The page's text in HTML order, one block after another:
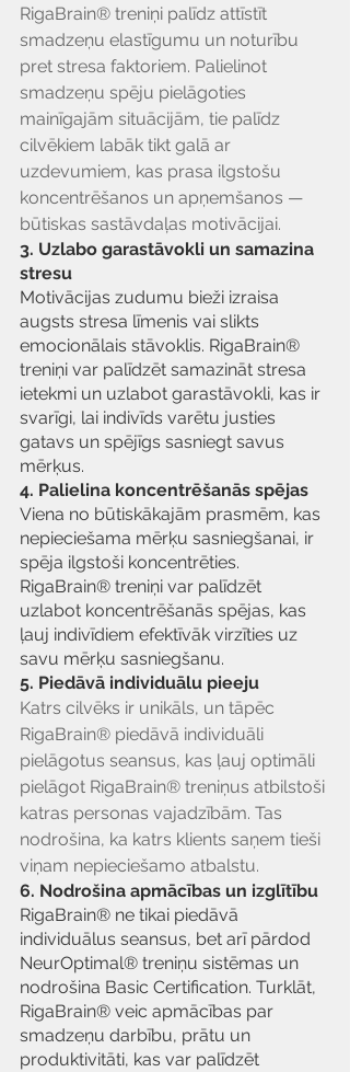
RigaBrain® treniņi palīdz attīstīt
smadzeņu elastīgumu un noturību
pret stresa faktoriem. Palielinot
smadzeņu spēju pielāgoties
mainīgajām situācijām, tie palīdz
cilvēkiem labāk tikt galā ar
uzdevumiem, kas prasa ilgstošu
koncentrēšanos un apņemšanos —
būtiskas sastāvdaļas motivācijai.
3. Uzlabo garastāvokli un samazina
stresu
Motivācijas zudumu bieži izraisa
augsts stresa līmenis vai slikts
emocionālais stāvoklis. RigaBrain®
treniņi var palīdzēt samazināt stresa
ietekmi un uzlabot garastāvokli, kas ir
svarīgi, lai indivīds varētu justies
gatavs un spējīgs sasniegt savus
mērķus.
4. Palielina koncentrēšanās spējas
Viena no būtiskākajām prasmēm, kas
nepieciešama mērķu sasniegšanai, ir
spēja ilgstoši koncentrēties.
RigaBrain® treniņi var palīdzēt
uzlabot koncentrēšanās spējas, kas
ļauj indivīdiem efektīvāk virzīties uz
savu mērķu sasniegšanu.
5. Piedāvā individuālu pieeju
Katrs cilvēks ir unikāls, un tāpēc
RigaBrain® piedāvā individuāli
pielāgotus seansus, kas ļauj optimāli
pielāgot RigaBrain® treniņus atbilstoši
katras personas vajadzībām. Tas
nodrošina, ka katrs klients saņem tieši
viņam nepieciešamo atbalstu.
6. Nodrošina apmācības un izglītību
RigaBrain® ne tikai piedāvā
individuālus seansus, bet arī pārdod
NeurOptimal® treniņu sistēmas un
nodrošina Basic Certification. Turklāt,
RigaBrain® veic apmācības par
smadzeņu darbību, prātu un
produktivitāti, kas var palīdzēt